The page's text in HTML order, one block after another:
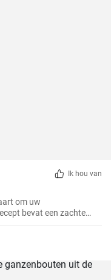
Ik hou van
om uw
bevat een zachte
en fruitvulling. Een